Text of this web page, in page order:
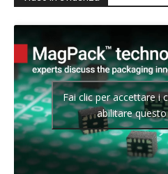
Fai clic per accettare i
abilitare